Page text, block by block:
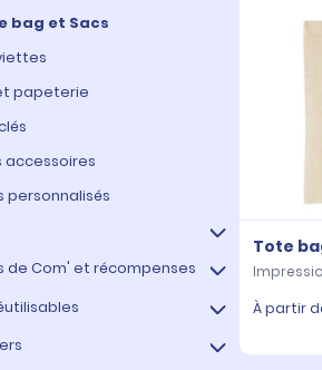
et tasse
bag et Sacs
papeterie
accessoires
personnalisés
polo et chemise
Pull
doudoune
de Com' et récompenses
Médailles et Trophée
Serviettes
Tote
À partir